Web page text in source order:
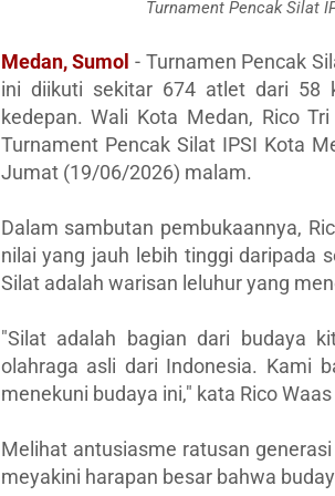
Turnament Pencak Silat
Medan, Sumol - Turnamen Pencak
ini diikuti sekitar 674 atlet dari 58
kedepan. Wali Kota Medan, Rico
Turnament Pencak Silat IPSI Kota
Jumat (19/06/2026) malam.
Dalam sambutan pembukaannya,
nilai yang jauh lebih tinggi daripada
Silat adalah warisan leluhur yang
"Silat adalah bagian dari budaya
olahraga asli dari Indonesia. Kami
menekuni budaya ini," kata Rico
Melihat antusiasme ratusan
meyakini harapan besar bahwa